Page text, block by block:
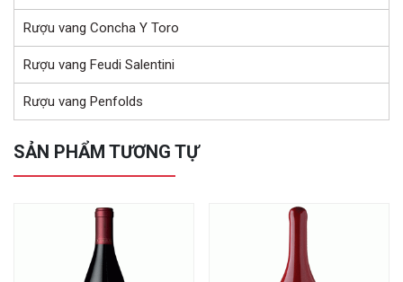
Rượu vang Concha Y Toro
Rượu vang Feudi Salentini
Rượu vang Penfolds
SẢN PHẨM TƯƠNG TỰ